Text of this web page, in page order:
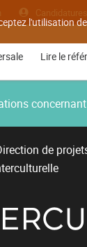
l'utilisation
Lire le
de